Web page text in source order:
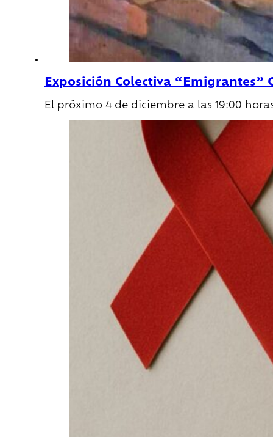
Exposición Colectiva “Emigrantes”
El próximo 4 de diciembre a las 19:00